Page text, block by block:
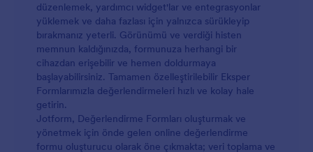
düzenlemek, yardımcı widget'lar ve entegrasyonlar
yüklemek ve daha fazlası için yalnızca sürükleyip
bırakmanız yeterli. Görünümü ve verdiği histen
memnun kaldığınızda, formunuza herhangi bir
cihazdan erişebilir ve hemen doldurmaya
başlayabilirsiniz. Tamamen özelleştirilebilir Eksper
Formlarımızla değerlendirmeleri hızlı ve kolay hale
getirin.
Jotform, Değerlendirme Formları oluşturmak ve
yönetmek için önde gelen online değerlendirme
formu oluşturucu olarak öne çıkmakta; veri toplama ve